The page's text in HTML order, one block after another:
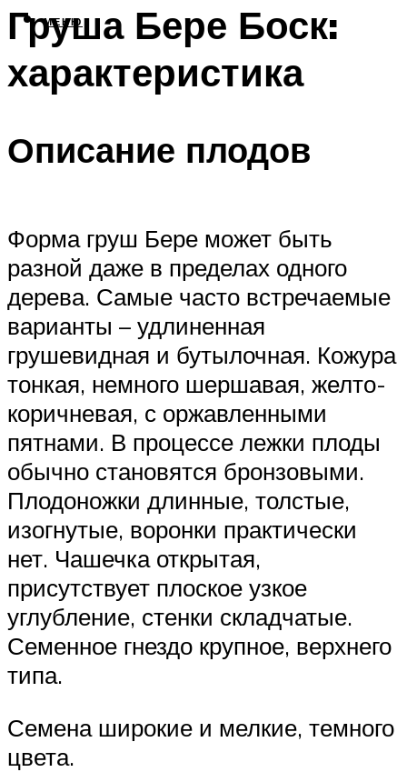
МЕНЮ
Груша Бере Боск:
характеристика
Описание плодов
Форма груш Бере может быть
разной даже в пределах одного
дерева. Самые часто встречаемые
варианты – удлиненная
грушевидная и бутылочная. Кожура
тонкая, немного шершавая, желто-
коричневая, с оржавленными
пятнами. В процессе лежки плоды
обычно становятся бронзовыми.
Плодоножки длинные, толстые,
изогнутые, воронки практически
нет. Чашечка открытая,
присутствует плоское узкое
углубление, стенки складчатые.
Семенное гнездо крупное, верхнего
типа.
Семена широкие и мелкие, темного
цвета.